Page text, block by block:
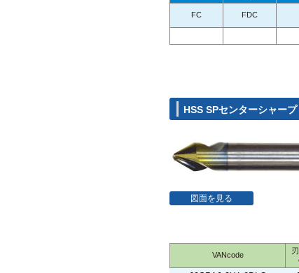
FC FDC
HSS SPセンターシャー
図面を見る
VANcode